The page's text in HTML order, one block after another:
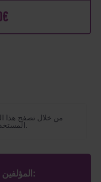
من خلال تصفح هذا
.
المؤلفين المسؤولين: